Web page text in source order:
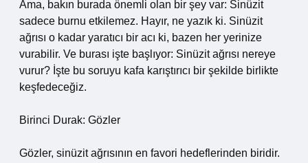
Ama, bakın burada önemli olan bir şey var: Sinüzit
sadece burnu etkilemez. Hayır, ne yazık ki. Sinüzit
ağrısı o kadar yaratıcı bir acı ki, bazen her yerinize
vurabilir. Ve burası işte başlıyor: Sinüzit ağrısı nereye
vurur? İşte bu soruyu kafa karıştırıcı bir şekilde birlikte
keşfedeceğiz.
Birinci Durak: Gözler
Gözler, sinüzit ağrısının en favori hedeflerinden biridir.